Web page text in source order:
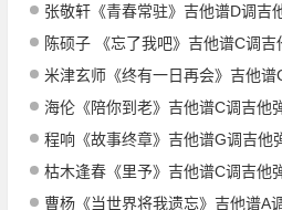
张敬轩《青春常驻》吉他谱D调吉
陈硕子 《忘了我吧》吉他谱C调吉
米津玄师《终有一日再会》吉他
海伦《陪你到老》吉他谱C调吉他
程响《故事终章》吉他谱G调吉他
枯木逢春《里予》吉他谱C调吉他
曹杨《当世界将我遗忘》吉他谱A